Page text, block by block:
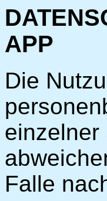
APP
Die
einzelner
Falle